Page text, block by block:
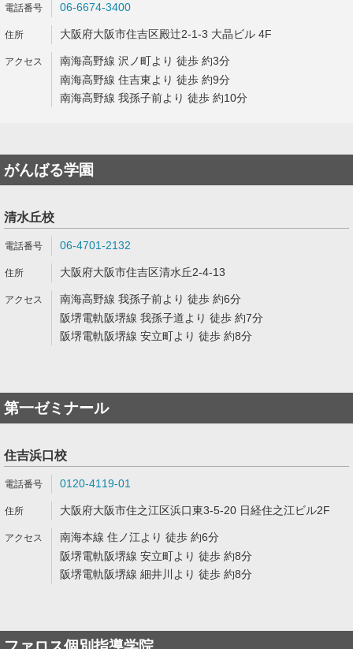
06-6674-3400
大阪府大阪市住吉区殿辻2-1-3 大晶ビル 4F
南海高野線 沢ノ町より 徒歩 約3分
南海高野線 住吉東より 徒歩 約9分
南海高野線 我孫子前より 徒歩 約10分
がんばる学園
清水丘校
06-4701-2132
大阪府大阪市住吉区清水丘2-4-13
南海高野線 我孫子前より 徒歩 約6分
阪堺電軌阪堺線 我孫子道より 徒歩 約7分
阪堺電軌阪堺線 安立町より 徒歩 約8分
第一ゼミナール
住吉浜口校
0120-4119-01
大阪府大阪市住之江区浜口東3-5-20 日経住之江ビル2F
南海本線 住ノ江より 徒歩 約6分
阪堺電軌阪堺線 安立町より 徒歩 約8分
阪堺電軌阪堺線 細井川より 徒歩 約8分